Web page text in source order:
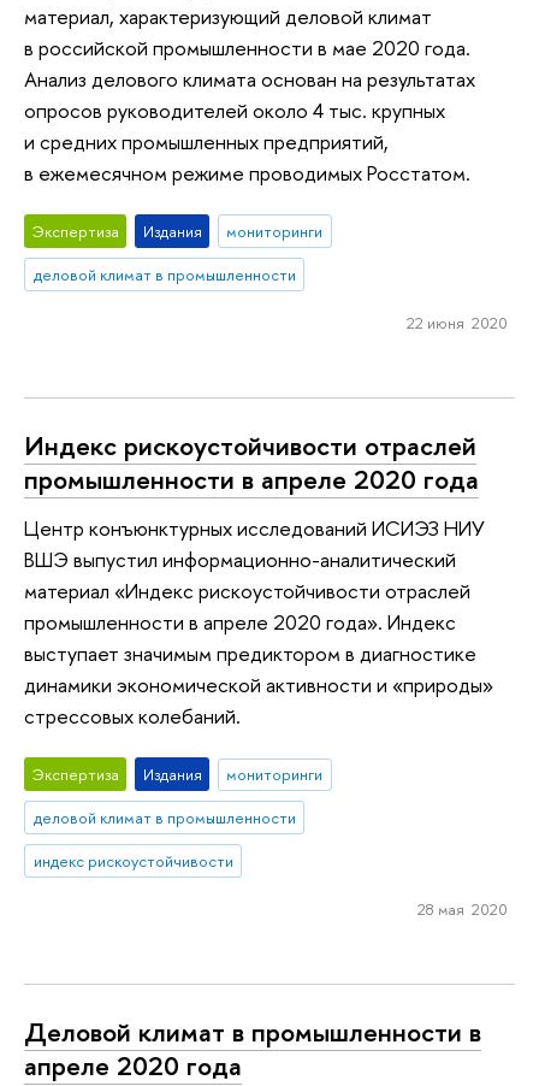
материал, характеризующий деловой климат
в российской промышленности в мае 2020 года.
Анализ делового климата основан на результатах
опросов руководителей около 4 тыс. крупных
и средних промышленных предприятий,
в ежемесячном режиме проводимых Росстатом.
Экспертиза Издания
мониторинги
деловой климат в промышленности
22 июня 2020
Индекс рискоустойчивости отраслей
промышленности в апреле 2020 года
Центр конъюнктурных исследований ИСИЭЗ НИУ
ВШЭ выпустил информационно-аналитический
материал «Индекс рискоустойчивости отраслей
промышленности в апреле 2020 года». Индекс
выступает значимым предиктором в диагностике
динамики экономической активности и «природы»
стрессовых колебаний.
Экспертиза Издания
мониторинги
деловой климат в промышленности
индекс рискоустойчивости
28 мая 2020
Деловой климат в промышленности в
апреле 2020 года